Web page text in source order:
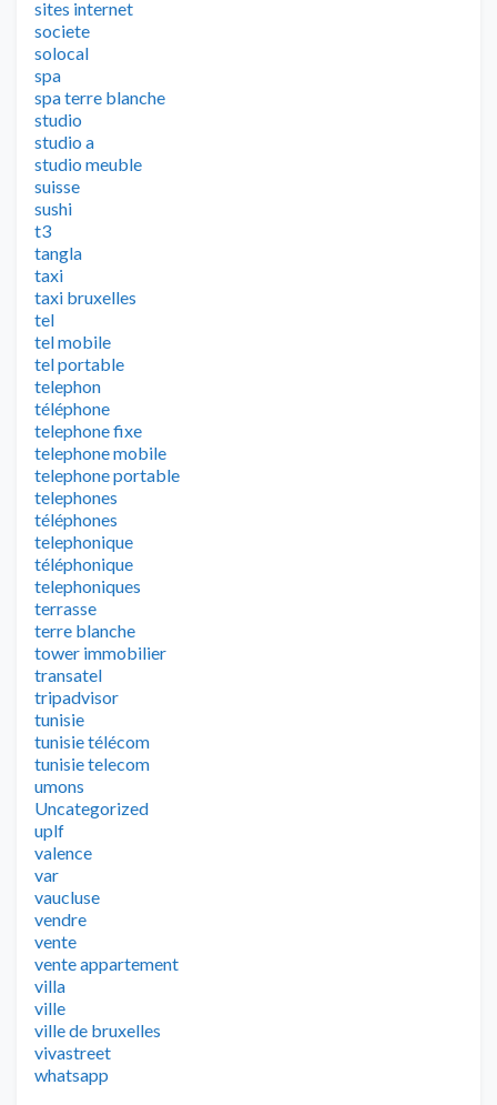
sites internet
societe
solocal
spa
spa terre blanche
studio
studio a
studio meuble
suisse
sushi
t3
tangla
taxi
taxi bruxelles
tel
tel mobile
tel portable
telephon
téléphone
telephone fixe
telephone mobile
telephone portable
telephones
téléphones
telephonique
téléphonique
telephoniques
terrasse
terre blanche
tower immobilier
transatel
tripadvisor
tunisie
tunisie télécom
tunisie telecom
umons
Uncategorized
uplf
valence
var
vaucluse
vendre
vente
vente appartement
villa
ville
ville de bruxelles
vivastreet
whatsapp